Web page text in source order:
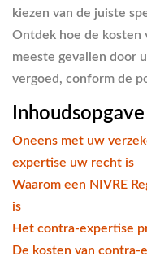
kiezen van de juiste
Ontdek hoe de kosten
meeste gevallen door
vergoed, conform de
Inhoudsopgave
Oneens met uw
expertise uw recht is
Waarom een NIVRE
is
Het contra-expertise
De kosten van